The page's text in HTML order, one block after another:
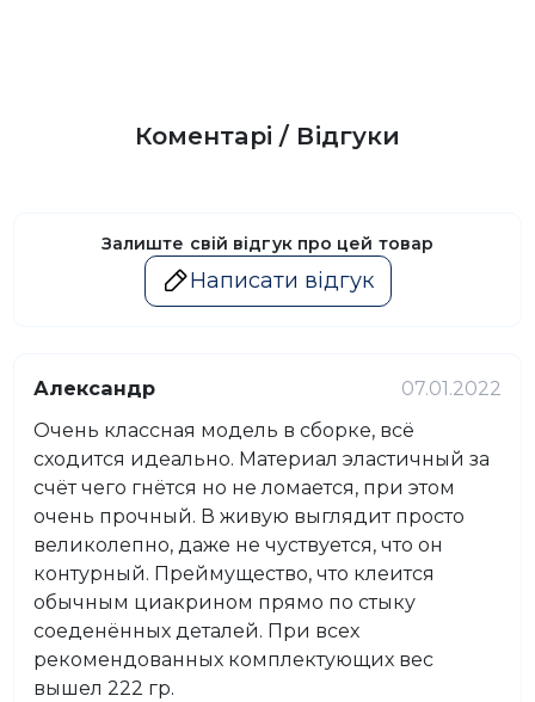
Коментарі / Відгуки
Залиште свій відгук про цей товар
Написати відгук
Александр
07.01.2022
Очень классная модель в сборке, всё
сходится идеально. Материал эластичный за
счёт чего гнётся но не ломается, при этом
очень прочный. В живую выглядит просто
великолепно, даже не чуствуется, что он
контурный. Преймущество, что клеится
обычным циакрином прямо по стыку
соеденённых деталей. При всех
рекомендованных комплектующих вес
вышел 222 гр.